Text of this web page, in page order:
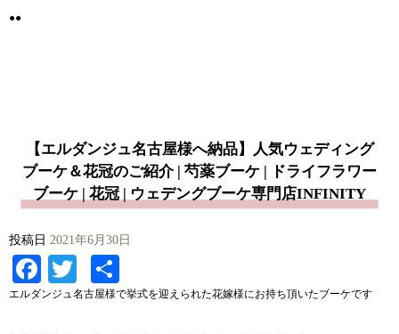
●●
【エルダンジュ名古屋様へ納品】人気ウェディング
ブーケ＆花冠のご紹介 | 芍薬ブーケ | ドライフラワー
ブーケ | 花冠 | ウェデングブーケ専門店INFINITY
投稿日 2021年6月30日
Facebook
Twitter
有
エルダンジュ名古屋様で挙式を迎えられた花嫁様にお持ち頂いたブーケです